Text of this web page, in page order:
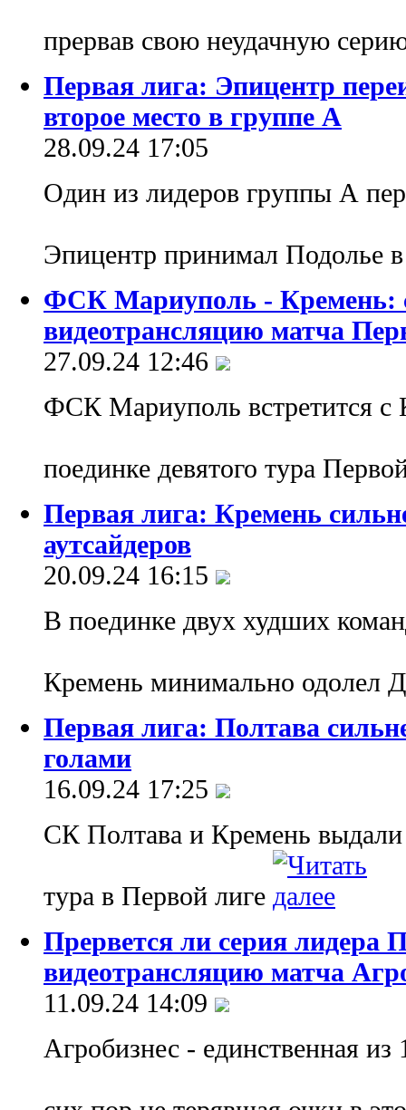
прервав свою неудачную
Первая лига: Эпицентр
второе место в группе А
28.09.24 17:05
Один из лидеров группы А
Эпицентр принимал Подолье
ФСК Мариуполь - Кремень:
видеотрансляцию матча
27.09.24 12:46
ФСК Мариуполь встретится с
поединке девятого тура
Первая лига: Кремень
аутсайдеров
20.09.24 16:15
В поединке двух худших
Кремень минимально одолел
Первая лига: Полтава
голами
16.09.24 17:25
СК Полтава и Кремень выдали
тура в Первой лиге
Прервется ли серия лидера
видеотрансляцию матча
11.09.24 14:09
Агробизнес - единственная